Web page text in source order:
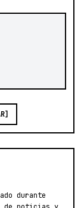
durante